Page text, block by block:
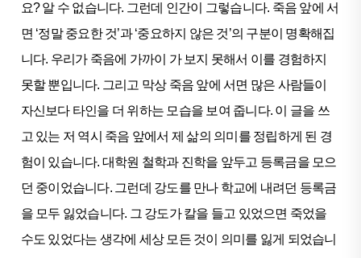
요? 알 수 없습니다. 그런데 인간이 그렇습니다. 죽음 앞에 서
면 ‘정말 중요한 것’과 ‘중요하지 않은 것’의 구분이 명확해집
니다. 우리가 죽음에 가까이 가 보지 못해서 이를 경험하지
못할 뿐입니다. 그리고 막상 죽음 앞에 서면 많은 사람들이
자신보다 타인을 더 위하는 모습을 보여 줍니다. 이 글을 쓰
고 있는 저 역시 죽음 앞에서 제 삶의 의미를 정립하게 된 경
험이 있습니다. 대학원 철학과 진학을 앞두고 등록금을 모으
던 중이었습니다. 그런데 강도를 만나 학교에 내려던 등록금
을 모두 잃었습니다. 그 강도가 칼을 들고 있었으면 죽었을
수도 있었다는 생각에 세상 모든 것이 의미를 잃게 되었습니